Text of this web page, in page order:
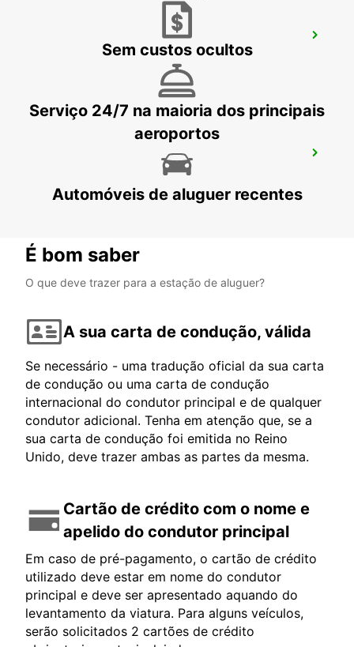
VENEZIA - ITALYSem custos ocultos
Serviço 24/7 na maioria dos principais
aeroportos
Automóveis de aluguer recentes
É bom saber
O que deve trazer para a estação de aluguer?
A sua carta de condução, válida
Se necessário - uma tradução oficial da sua carta
de condução ou uma carta de condução
internacional do condutor principal e de qualquer
condutor adicional. Tenha em atenção que, se a
sua carta de condução foi emitida no Reino
Unido, deve trazer ambas as partes da mesma.
Cartão de crédito com o nome e
apelido do condutor principal
Em caso de pré-pagamento, o cartão de crédito
utilizado deve estar em nome do condutor
principal e deve ser apresentado aquando do
levantamento da viatura. Para alguns veículos,
serão solicitados 2 cartões de crédito